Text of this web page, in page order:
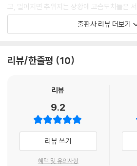
ㆍ무엇이든 물어보세요
_ 호감을 부르는 세 가지 질문
_ 긍정적인 말하기 공식
_ 때로는 입을 닫을 줄도 알아야 한다
ㆍ할 말 못할 말 다 하고 살면 편할까
_ 비난하지 않고 비판하기
고, 멀어지면 추워지는 상황에 고슴도치들은
것이 가장 좋은 방법임을 발견했다. 실제로 고
리를 맞대어 체온을 유지한다고 한다. 여러 번
사람도 마찬가지다. 욱해서 상대방에게 해서는
지…. 침대에 이불 덮고 누워서 그날 있었던 일
처를 주는 것도 원하지 않는다. 하지만 어색한
나온 말에 더 썰렁해지거나, ‘이 정도는 이해해
거치지 않고 말하다가 사이가 틀어지는 일을
워지고 멀어지기를 반복하던 고슴도치들이 최
람도 ‘말’로 상처를 주고받는 상황을 반복하면
출판사 리뷰 더보기
리뷰/한줄평 10
리뷰
9.2
리뷰 쓰기
혜택 및 유의사항